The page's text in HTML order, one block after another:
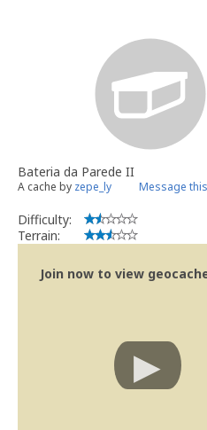
Bateria da Parede II
A cache by zepe_ly Message
Difficulty:
Terrain:
Join now to view